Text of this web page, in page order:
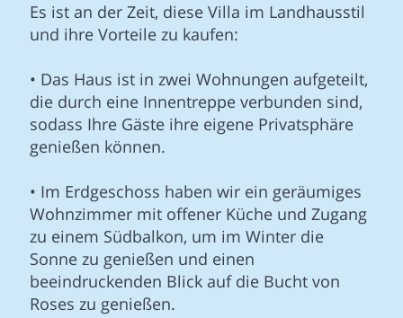
Es ist an der Zeit, diese Villa im Landhausstil
und ihre Vorteile zu kaufen:
• Das Haus ist in zwei Wohnungen aufgeteilt,
die durch eine Innentreppe verbunden sind,
sodass Ihre Gäste ihre eigene Privatsphäre
genießen können.
• Im Erdgeschoss haben wir ein geräumiges
Wohnzimmer mit offener Küche und Zugang
zu einem Südbalkon, um im Winter die
Sonne zu genießen und einen
beeindruckenden Blick auf die Bucht von
Roses zu genießen.